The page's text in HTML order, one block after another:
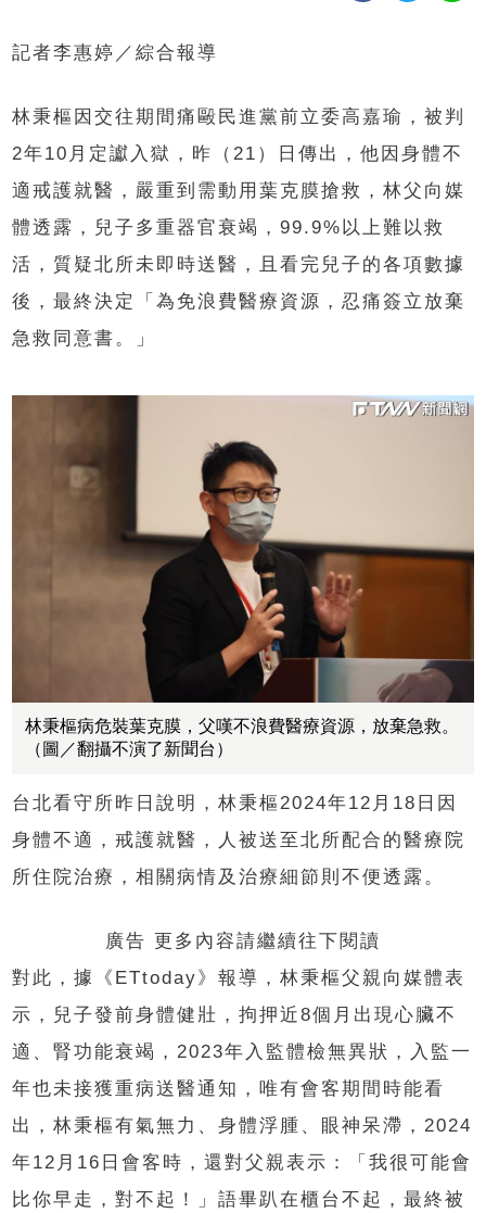
記者李惠婷／綜合報導
林秉樞因交往期間痛毆民進黨前立委高嘉瑜，被判
2年10月定讞入獄，昨（21）日傳出，他因身體不
適戒護就醫，嚴重到需動用葉克膜搶救，林父向媒
體透露，兒子多重器官衰竭，99.9%以上難以救
活，質疑北所未即時送醫，且看完兒子的各項數據
後，最終決定「為免浪費醫療資源，忍痛簽立放棄
急救同意書。」
林秉樞病危裝葉克膜，父嘆不浪費醫療資源，放棄急救。
（圖／翻攝不演了新聞台）
台北看守所昨日說明，林秉樞2024年12月18日因
身體不適，戒護就醫，人被送至北所配合的醫療院
所住院治療，相關病情及治療細節則不便透露。
廣告 更多內容請繼續往下閱讀
對此，據《ETtoday》報導，林秉樞父親向媒體表
示，兒子發前身體健壯，拘押近8個月出現心臟不
適、腎功能衰竭，2023年入監體檢無異狀，入監一
年也未接獲重病送醫通知，唯有會客期間時能看
出，林秉樞有氣無力、身體浮腫、眼神呆滯，2024
年12月16日會客時，還對父親表示：「我很可能會
比你早走，對不起！」語畢趴在櫃台不起，最終被